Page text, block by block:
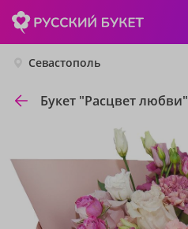
Севастополь
Букет "Расцвет любви"